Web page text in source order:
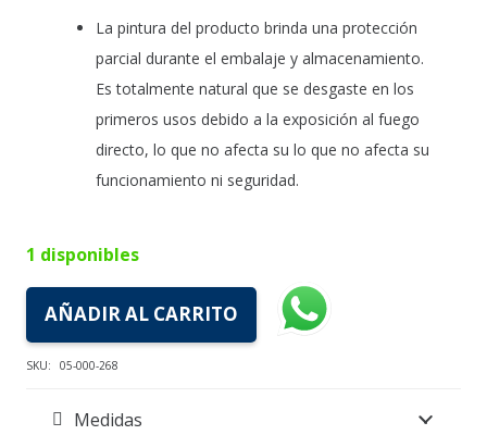
La pintura del producto brinda una protección
parcial durante el embalaje y almacenamiento.
Es totalmente natural que se desgaste en los
primeros usos debido a la exposición al fuego
directo, lo que no afecta su lo que no afecta su
funcionamiento ni seguridad.
1 disponibles
Duomo
650
cantidad
AÑADIR AL CARRITO
SKU: 05-000-268
Medidas